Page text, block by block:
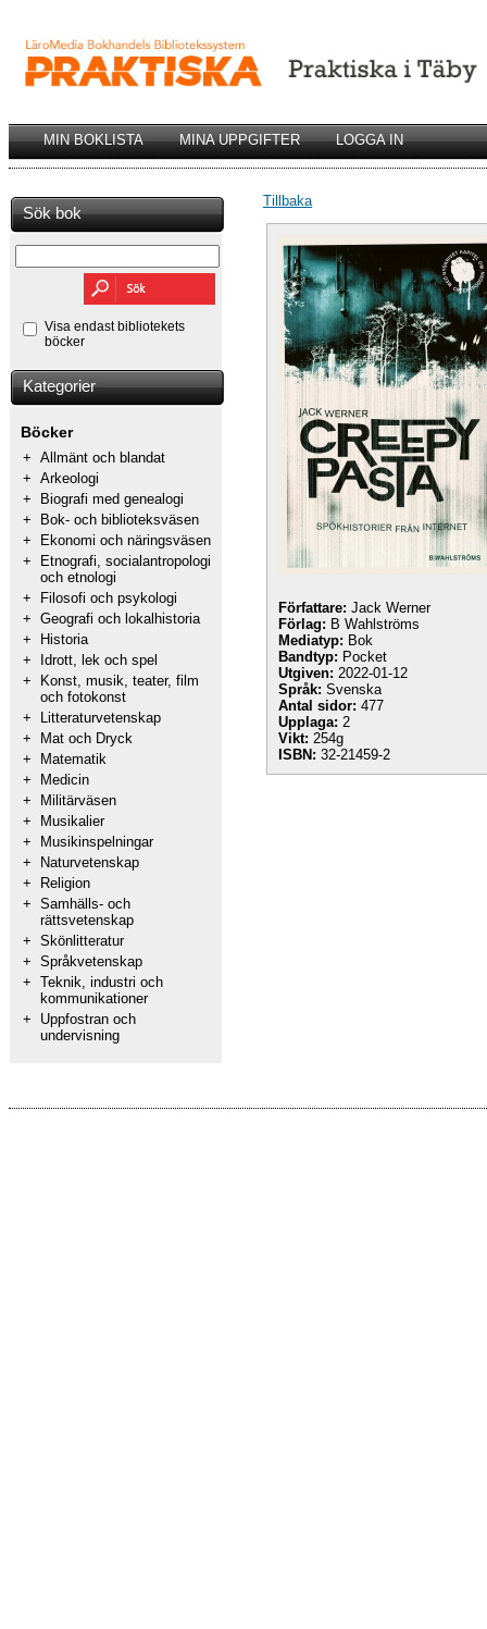
MIN BOKLISTA MINA UPPGIFTER LOGGA IN
Sök bok
Visa endast bibliotekets
böcker
Kategorier
Böcker
+ Allmänt och blandat
+ Arkeologi
+
Biografi med genealogi
+
Bok- och biblioteksväsen
+
Ekonomi och näringsväsen
+
Etnografi, socialantropologi
och etnologi
+
Filosofi och psykologi
+ Geografi och lokalhistoria
+
Historia
+
Idrott, lek och spel
+
Konst, musik, teater, film
och fotokonst
+
Litteraturvetenskap
+
Mat och Dryck
+
Matematik
+
Medicin
+
Militärväsen
+
Musikalier
+
Musikinspelningar
+
Naturvetenskap
+
Religion
+ Samhälls- och
rättsvetenskap
+ Skönlitteratur
+ Språkvetenskap
+ Teknik, industri och
kommunikationer
+
Uppfostran och
undervisning
Tillbaka
Författare: Jack Werner
Förlag: B Wahlströms
Mediatyp: Bok
Bandtyp: Pocket
Utgiven: 2022-01-12
Språk: Svenska
Antal sidor: 477
Upplaga: 2
Vikt: 254g
ISBN: 32-21459-2